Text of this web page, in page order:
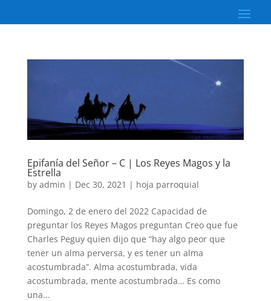
Epifanía del Señor – C | Los Reyes Magos y la
Estrella
by admin | Dec 30, 2021 | hoja parroquial
Domingo, 2 de enero del 2022 Capacidad de
preguntar los Reyes Magos preguntan Creo que fue
Charles Peguy quien dijo que “hay algo peor que
tener un alma perversa, y es tener un alma
acostumbrada”. Alma acostumbrada, vida
acostumbrada, mente acostumbrada… Es como
una...